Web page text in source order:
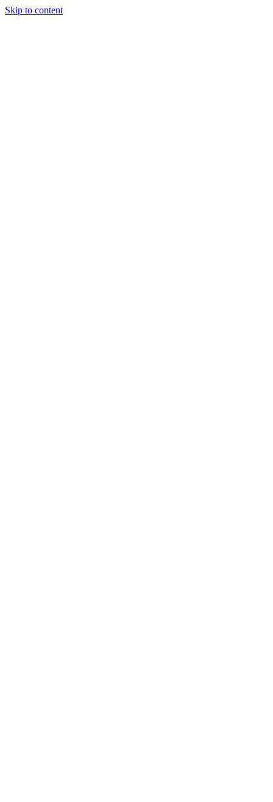
Skip to content